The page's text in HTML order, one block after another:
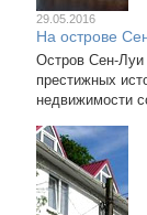
29.05.2016
На острове
Остров Сен-
престижных
недвижимости